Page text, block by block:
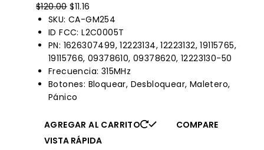
$120.00 El
precio
original
era:
$120.00.
$11.16
precio
actual
es:
$11.16.
SKU: CA-GM254
ID FCC: L2C0005T
PN: 1626307499, 12223134, 12223132, 19115765,
19115766, 09378610, 09378620, 12223130-50
Frecuencia: 315MHz
Botones: Bloquear, Desbloquear, Maletero,
Pánico
AGREGAR AL CARRITO
COMPARE
VISTA RÁPIDA